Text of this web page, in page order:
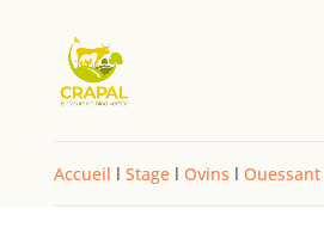
Accueil l Stagel Ovins l Ouessant